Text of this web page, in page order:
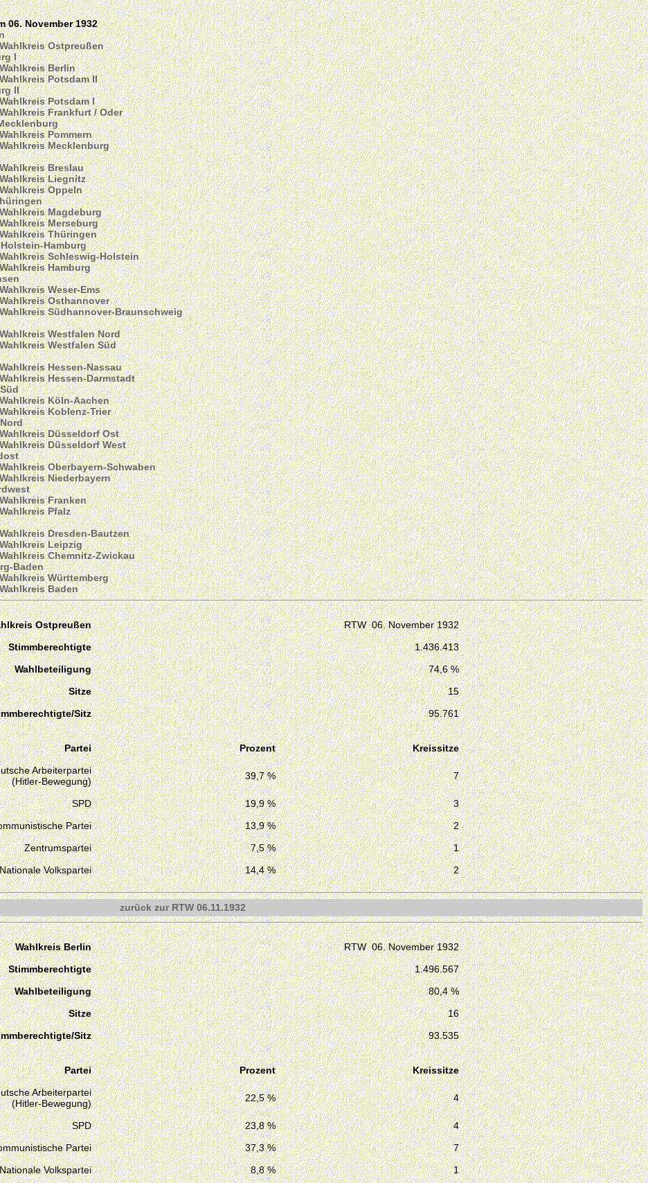
06. November 1932
Wahlkreis Ostpreußen
I
Wahlkreis Berlin
Wahlkreis Potsdam II
II
Wahlkreis Potsdam I
Wahlkreis Frankfurt / Oder
Wahlkreis Pommern
Wahlkreis Mecklenburg
Wahlkreis Breslau
Wahlkreis Liegnitz
Wahlkreis Oppeln
Wahlkreis Magdeburg
Wahlkreis Merseburg
Wahlkreis Thüringen
Hamburg
Wahlkreis Schleswig-Holstein
Wahlkreis Hamburg
Wahlkreis Weser-Ems
Wahlkreis Osthannover
Wahlkreis Südhannover-Braunschweig
Wahlkreis Westfalen Nord
Wahlkreis Westfalen Süd
Wahlkreis Hessen-Nassau
Wahlkreis Hessen-Darmstadt
Wahlkreis Köln-Aachen
Wahlkreis Koblenz-Trier
Wahlkreis Düsseldorf Ost
Wahlkreis Düsseldorf West
Wahlkreis Oberbayern-Schwaben
Wahlkreis Niederbayern
Wahlkreis Franken
Wahlkreis Pfalz
Wahlkreis Dresden-Bautzen
Wahlkreis Leipzig
Wahlkreis Chemnitz-Zwickau
Baden
Wahlkreis Württemberg
Wahlkreis Baden
Ostpreußen
RTW 06. November 1932
Stimmberechtigte
1.436.413
Wahlbeteiligung
74,6 %
Sitze
15
Sitz
95.761
Partei Prozent
Kreissitze
Arbeiterpartei
(Hitler-Bewegung)
39,7 % 7
SPD 19,9 %
3
Partei
13,9 %
2
Zentrumspartei
7,5 %
1
Volkspartei
14,4 % 2
zurück zur RTW 06.11.1932
Wahlkreis Berlin
RTW 06. November 1932
Stimmberechtigte
1.496.567
Wahlbeteiligung
80,4 %
Sitze
16
Sitz
93.535
Partei Prozent
Kreissitze
Arbeiterpartei
(Hitler-Bewegung)
22,5 % 4
SPD 23,8 %
4
Partei
37,3 %
7
Volkspartei
8,8 % 1